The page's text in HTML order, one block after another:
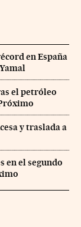
en España
el petróleo
y traslada a
en el segundo